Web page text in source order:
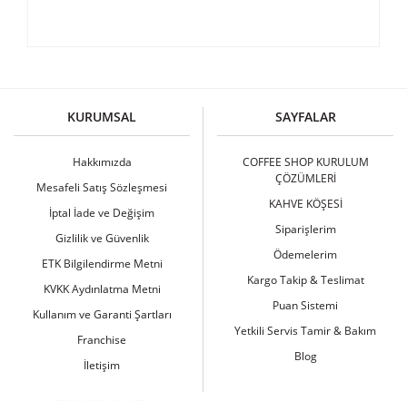
makinesi/Termosifon sistem
Manometre
Var
Kullanım
Şekli
Otomatik beş farklı dozajlı
Boyler &
Isıtma
13,2 lt bakır kazanı – 4300 W
Grup
Başlığı
2 gruplu
Pompa Su tesisatına bağlantı
2,9 litrelik emme ventilli su tankı
KURUMSAL
Hakkımızda
Mesafeli Satış Sözleşmesi
İptal İade ve Değişim
Gizlilik ve Güvenlik
ETK Bilgilendirme Metni
KVKK Aydınlatma Metni
Kullanım ve Garanti Şartları
Franchise
İletişim
SAYFALAR
COFFEE SHOP KURULUM
ÇÖZÜMLERİ
KAHVE KÖŞESİ
Siparişlerim
Ödemelerim
Kargo Takip & Teslimat
Puan Sistemi
Yetkili Servis Tamir & Bakım
Blog